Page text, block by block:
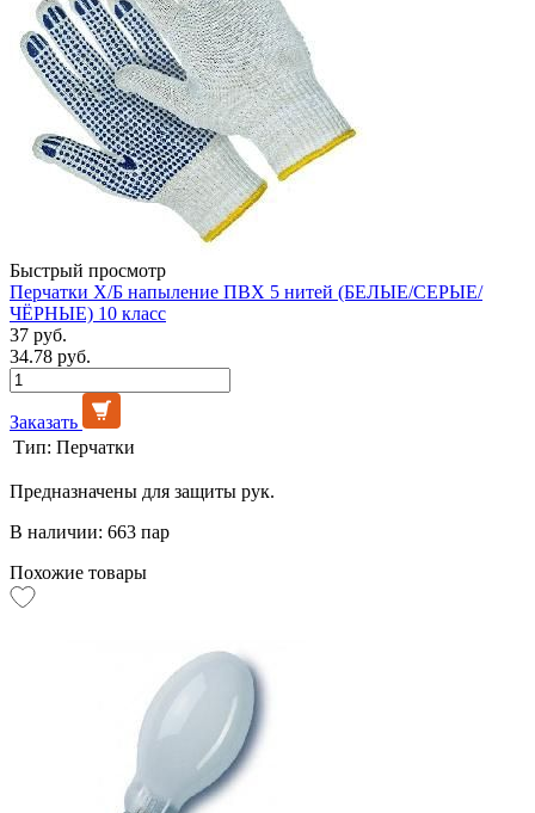
Быстрый просмотр
Перчатки Х/Б напыление ПВХ 5 нитей (БЕЛЫЕ/СЕРЫЕ/
ЧЁРНЫЕ) 10 класс
37 руб.
34.78 руб.
Заказать
Тип: Перчатки
Предназначены для защиты рук.
В наличии: 663 пар
Похожие товары